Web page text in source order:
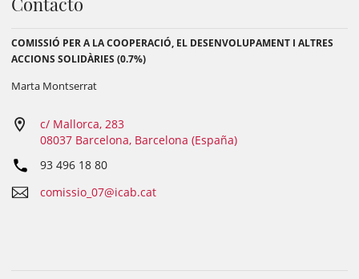
COMISSIÓ PER A LA COOPERACIÓ, EL DESENVOLUPAMENT I ALTRES
ACCIONS SOLIDÀRIES (0.7%)
Marta Montserrat
c/ Mallorca, 283
08037 Barcelona, Barcelona (España)
93 496 18 80
comissio_07@icab.cat